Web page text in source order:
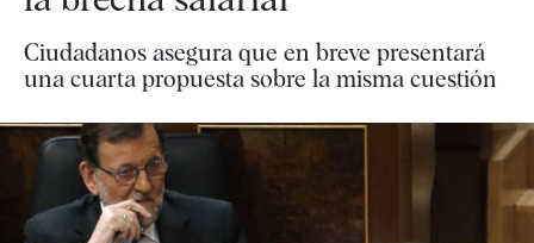
Ciudadanos asegura que en breve presentará
una cuarta propuesta sobre la misma cuestión